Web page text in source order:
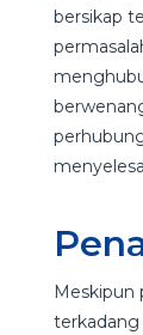
bersikap
Meskipun
terkadang